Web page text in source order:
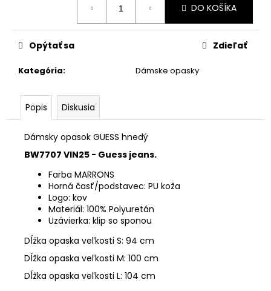
DO KOŠÍKA
Kategória: Dámske opasky
Opýtať sa Zdieľať
Popis Diskusia
Dámsky opasok GUESS hnedý
BW7707 VIN25 - Guess jeans.
Farba MARRONS
Horná časť/podstavec: PU koža
Logo: kov
Materiál: 100% Polyuretán
Uzávierka: klip so sponou
Dĺžka opaska veľkosti S: 94 cm
Dĺžka opaska veľkosti M: 100 cm
Dĺžka opaska veľkosti L: 104 cm
m
e
DÁMSKA
GUESS
CAMEL
VEĽKÁ
€75,90